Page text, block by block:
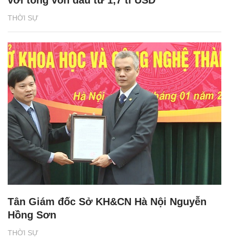
THỜI SỰ
THỜI SỰ
Tân Giám đốc Sở KH&CN Hà Nội Nguyễn
Hồng Sơn